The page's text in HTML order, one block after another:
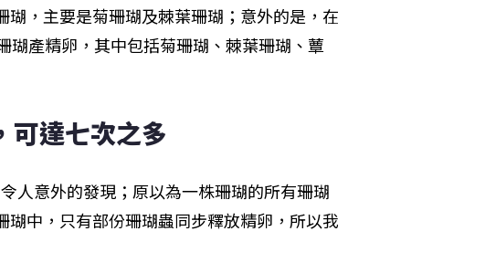
，主要是菊珊瑚及棘葉珊瑚；意外的是，在
瑚產精卵，其中包括菊珊瑚、棘葉珊瑚、蕈
可達七次之多
人意外的發現；原以為一株珊瑚的所有珊瑚
中，只有部份珊瑚蟲同步釋放精卵，所以我